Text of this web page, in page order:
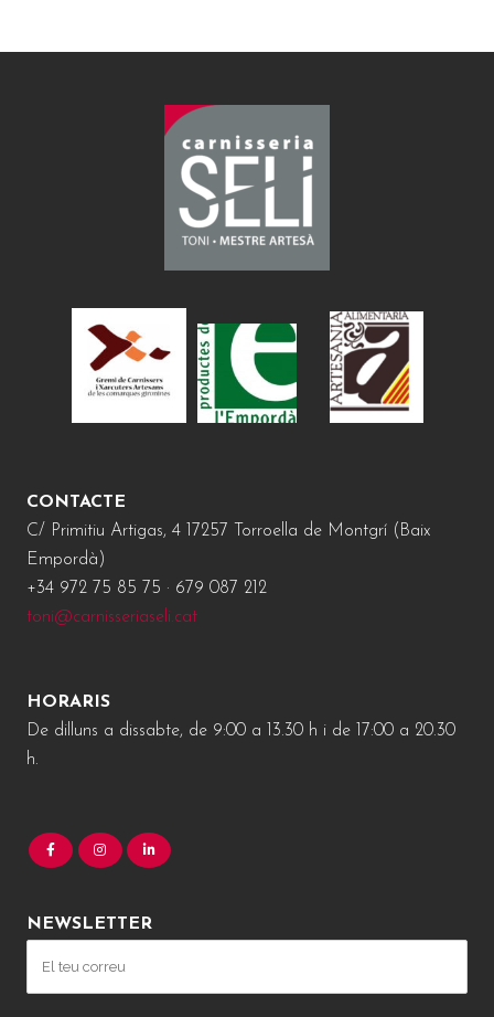
CONTACTE
C/ Primitiu Artigas, 4 17257 Torroella de Montgrí (Baix
Empordà)
+34 972 75 85 75 · 679 087 212
toni@carnisseriaseli.cat
HORARIS
De dilluns a dissabte, de 9:00 a 13.30 h i de 17:00 a 20.30
h.
NEWSLETTER